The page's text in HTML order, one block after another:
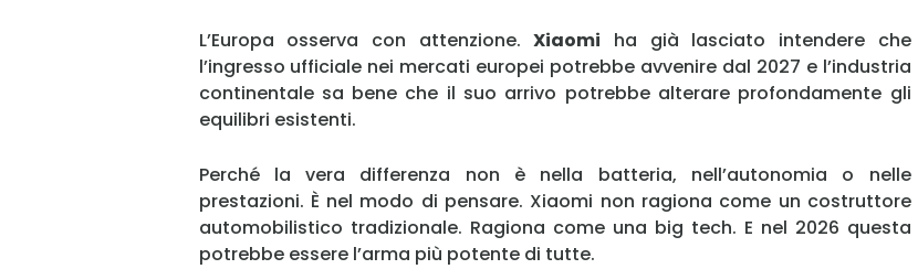
L’Europa osserva con attenzione.Xiaomi ha già lasciato intendere che
l’ingresso ufficiale nei mercati europei potrebbe avvenire dal 2027 e l’industria
continentale sa bene che il suo arrivo potrebbe alterare profondamente gli
equilibri esistenti.
Perché la vera differenza non è nella batteria, nell’autonomia o nelle
prestazioni. È nel modo di pensare. Xiaomi non ragiona come un costruttore
automobilistico tradizionale. Ragiona come una big tech. E nel 2026 questa
potrebbe essere l’arma più potente di tutte.